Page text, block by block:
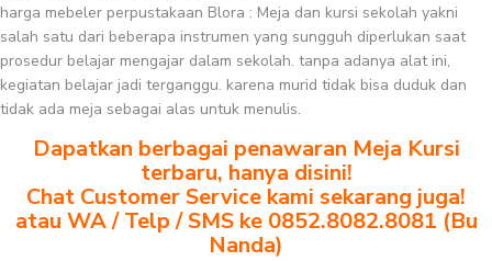
harga mebeler perpustakaan Blora : Meja dan kursi sekolah yakni
salah satu dari beberapa instrumen yang sungguh diperlukan saat
prosedur belajar mengajar dalam sekolah. tanpa adanya alat ini,
kegiatan belajar jadi terganggu. karena murid tidak bisa duduk dan
tidak ada meja sebagai alas untuk menulis.
Dapatkan berbagai penawaran Meja Kursi
terbaru, hanya disini!
Chat Customer Service kami sekarang juga!
atau WA / Telp / SMS ke 0852.8082.8081 (Bu
Nanda)